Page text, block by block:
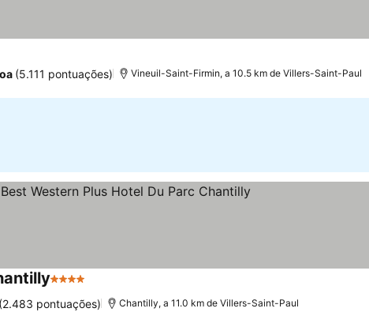
(5.111 pontuações) Vineuil-Saint-Firmin, a 10.5 km de Villers-Saint-Paul
4 Estrelas
(2.483 pontuações) Chantilly, a 11.0 km de Villers-Saint-Paul